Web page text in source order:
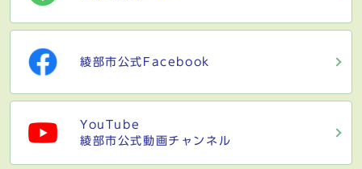
綾部市公式Facebook
YouTube
綾部市公式動画チャンネル